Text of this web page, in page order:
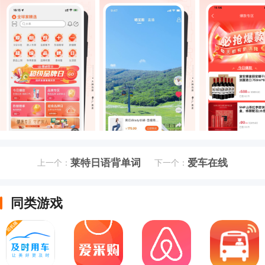
上一个： 莱特日语背单词 下一个： 爱车在线
同类游戏